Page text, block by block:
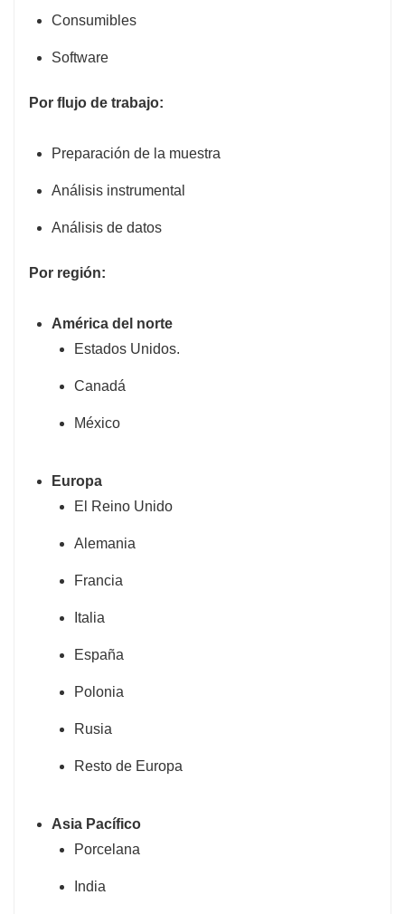
Consumibles
Software
Por flujo de trabajo:
Preparación de la muestra
Análisis instrumental
Análisis de datos
Por región:
América del norte
Estados Unidos.
Canadá
México
Europa
El Reino Unido
Alemania
Francia
Italia
España
Polonia
Rusia
Resto de Europa
Asia Pacífico
Porcelana
India